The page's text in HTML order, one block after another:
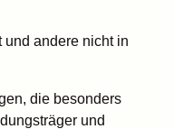
und andere nicht in
die besonders
und